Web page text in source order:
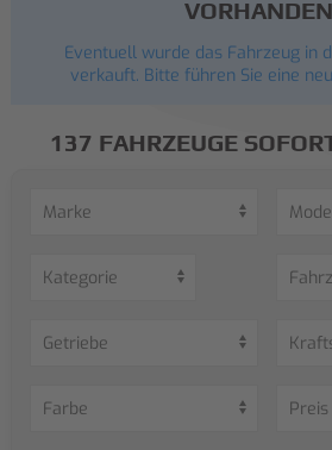
VORHANDEN
Eventuell wurde das Fahrzeug in
verkauft. Bitte führen Sie eine
137 FAHRZEUGE